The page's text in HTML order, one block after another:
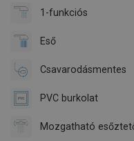
1-funkciós
Eső
Csavarodásmentes
PVC burkolat
Mozgatható